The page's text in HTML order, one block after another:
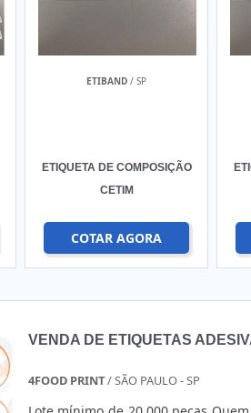
ETIBAND / SP
ETIQUETA DE COMPOSIÇÃO
CETIM
COTAR AGORA
VENDA DE ETIQUETAS
4FOOD PRINT/ SÃO PAULO - SP